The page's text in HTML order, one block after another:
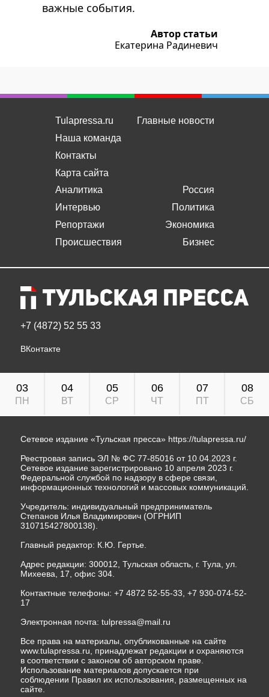
важные события.
Автор статьи
Екатерина Радиневич
Tulapressa.ru
Наша команда
Контакты
Карта сайта
Главные новости
Аналитика
Интервью
Репортажи
Происшествия
Россия
Политика
Экономика
Бизнес
+7 (4872) 52 55 33
ВКонтакте
03
ПН
04
ВТ
05
СР
06
ЧТ
07
ПТ
08
СБ
Сетевое издание «Тульская пресса» https://tulapressa.ru/
Реестровая запись ЭЛ № ФС 77-85016 от 10.04.2023 г.
Сетевое издание зарегистрировано 10 апреля 2023 г.
Федеральной службой по надзору в сфере связи,
информационных технологий и массовых коммуникаций.
Учредитель: индивидуальный предприниматель
Степанов Илья Владимирович (ОГРНИП
310715427800138).
Главный редактор: К.Ю. Гертье.
Адрес редакции: 300012, Тульская область, г. Тула, ул.
Михеева, 17, офис 304.
Контактные телефоны: +7 4872 52-55-33, +7 930-074-52-
17
Электронная почта: tulpressa@mail.ru
Все права на материалы, опубликованные на сайте
www.tulapressa.ru, принадлежат редакции и охраняются
в соответствии с законом об авторском праве.
Использование материалов допускается при
соблюдении Правил их использования, размещенных на
сайте.